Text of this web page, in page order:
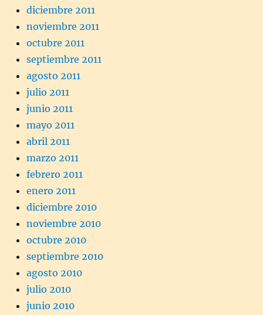
diciembre 2011
noviembre 2011
octubre 2011
septiembre 2011
agosto 2011
julio 2011
junio 2011
mayo 2011
abril 2011
marzo 2011
febrero 2011
enero 2011
diciembre 2010
noviembre 2010
octubre 2010
septiembre 2010
agosto 2010
julio 2010
junio 2010